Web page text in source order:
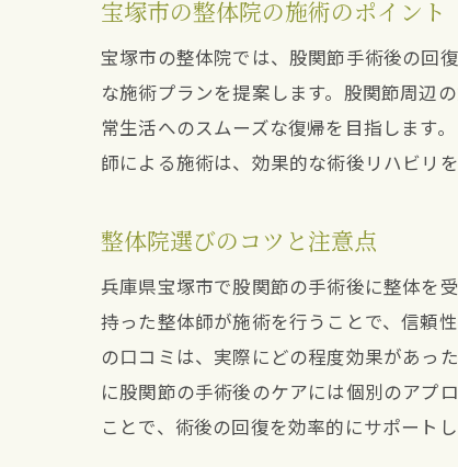
宝塚市の整体院の施術のポイント
宝塚市の整体院では、股関節手術後の回
な施術プランを提案します。股関節周辺
常生活へのスムーズな復帰を目指します
師による施術は、効果的な術後リハビリを
整体院選びのコツと注意点
兵庫県宝塚市で股関節の手術後に整体を
持った整体師が施術を行うことで、信頼
の口コミは、実際にどの程度効果があっ
に股関節の手術後のケアには個別のアプ
ことで、術後の回復を効率的にサポート